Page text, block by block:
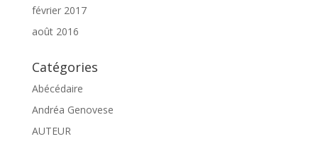
février 2017
août 2016
Catégories
Abécédaire
Andréa Genovese
AUTEUR